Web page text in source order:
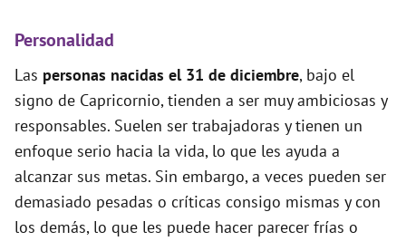
Personalidad
Las personas nacidas el 31 de diciembre, bajo el
signo de Capricornio, tienden a ser muy ambiciosas y
responsables. Suelen ser trabajadoras y tienen un
enfoque serio hacia la vida, lo que les ayuda a
alcanzar sus metas. Sin embargo, a veces pueden ser
demasiado pesadas o críticas consigo mismas y con
los demás, lo que les puede hacer parecer frías o